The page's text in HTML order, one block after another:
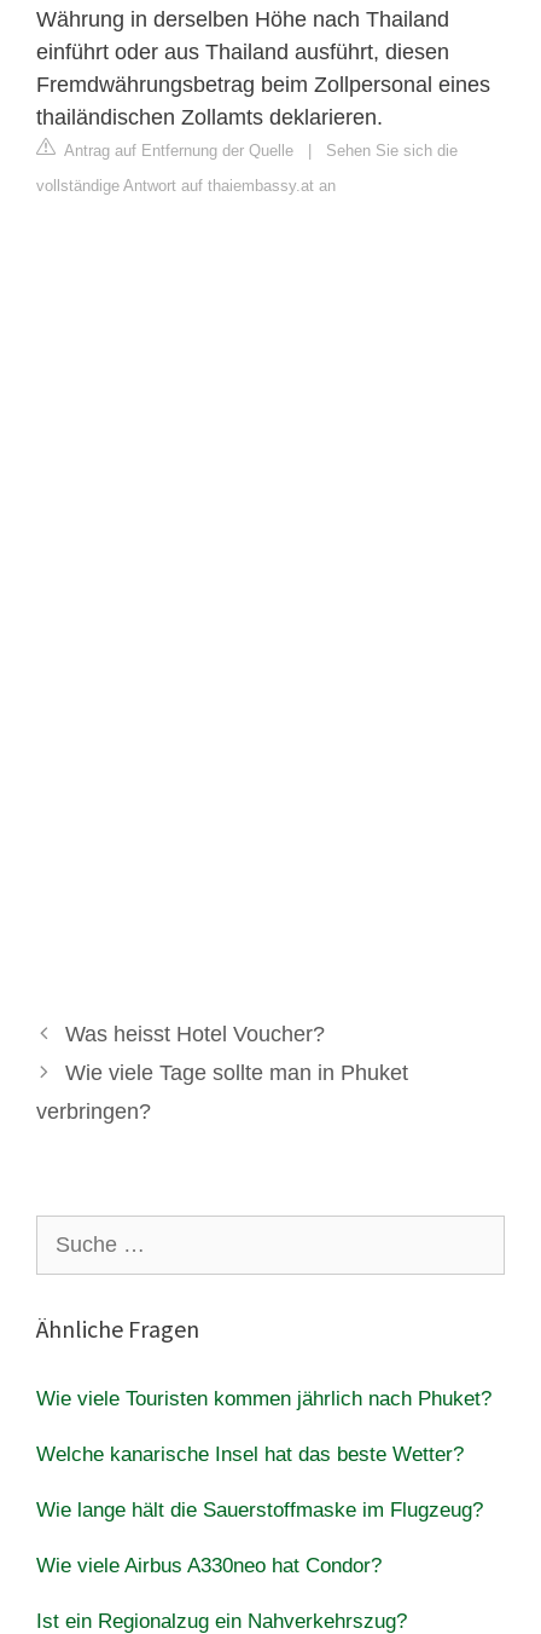
Währung in derselben Höhe nach Thailand
einführt oder aus Thailand ausführt, diesen
Fremdwährungsbetrag beim Zollpersonal eines
thailändischen Zollamts deklarieren.
Antrag auf Entfernung der Quelle | Sehen Sie sich die
vollständige Antwort auf thaiembassy.at an
Was heisst Hotel Voucher?
Wie viele Tage sollte man in Phuket
verbringen?
nach:
Ähnliche Fragen
Wie viele Touristen kommen jährlich nach Phuket?
Welche kanarische Insel hat das beste Wetter?
Wie lange hält die Sauerstoffmaske im Flugzeug?
Wie viele Airbus A330neo hat Condor?
Ist ein Regionalzug ein Nahverkehrszug?